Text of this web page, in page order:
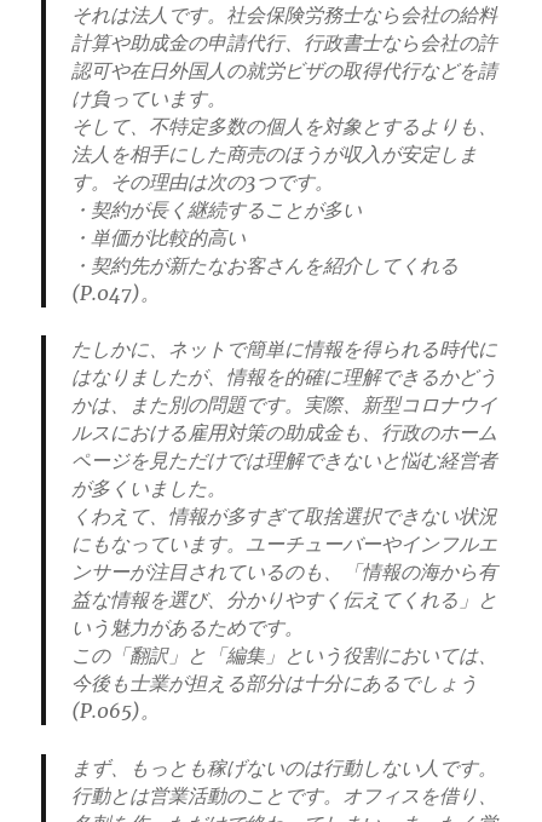
それは法人です。社会保険労務士なら会社の給料
計算や助成金の申請代行、行政書士なら会社の許
認可や在日外国人の就労ビザの取得代行などを請
け負っています。
そして、不特定多数の個人を対象とするよりも、
法人を相手にした商売のほうが収入が安定しま
す。その理由は次の3つです。
・契約が長く継続することが多い
・単価が比較的高い
・契約先が新たなお客さんを紹介してくれる
(P.047)。
たしかに、ネットで簡単に情報を得られる時代に
はなりましたが、情報を的確に理解できるかどう
かは、また別の問題です。実際、新型コロナウイ
ルスにおける雇用対策の助成金も、行政のホーム
ページを見ただけでは理解できないと悩む経営者
が多くいました。
くわえて、情報が多すぎて取捨選択できない状況
にもなっています。ユーチューバーやインフルエ
ンサーが注目されているのも、「情報の海から有
益な情報を選び、分かりやすく伝えてくれる」と
いう魅力があるためです。
この「翻訳」と「編集」という役割においては、
今後も士業が担える部分は十分にあるでしょう
(P.065)。
まず、もっとも稼げないのは行動しない人です。
行動とは営業活動のことです。オフィスを借り、